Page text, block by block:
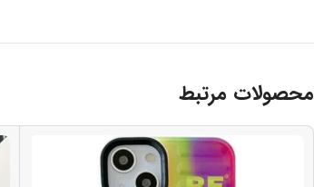
محصولات مرتبط